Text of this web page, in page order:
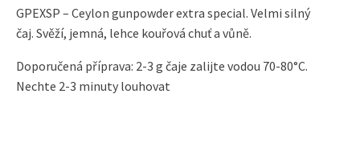
GPEXSP – Ceylon gunpowder extra special. Velmi silný
čaj. Svěží, jemná, lehce kouřová chuť a vůně.
Doporučená příprava: 2-3 g čaje zalijte vodou 70-80°C.
Nechte 2-3 minuty louhovat